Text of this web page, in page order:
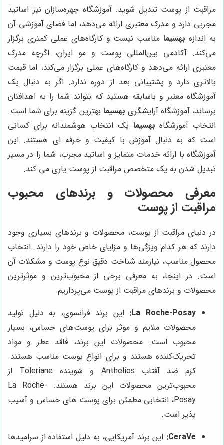
مراقبت از پوست تبدیل شوید. آموزشگاه چهره‌سازان نیز اساتید
مجربی دارد و مدرک معتبری ارائه می‌دهد، اما فضای آموزشی آن
به اندازه بهسیمامناسب نیست و کارگاه‌های عملی کمتری برگزار
می‌کند. آکادمی بین‌المللی پوست و مو ایران، اگرچه مدرک
معتبری ارائه می‌دهد و کارگاه‌های عملی برگزار می‌کند، اما قیمت
بالاتری دارد و پشتیبانی بعد از دوره ندارد. اگر به دنبال یک
آموزشگاه معتبر و باسابقه هستید که بتواند شما را به اهدافتان
برساند، آموزشگاه آرایشگری بهسیما بهترین گزینه برای شما است.
انتخاب آموزشگاه بهسیما یک انتخاب هوشمندانه برای کسانی
است که به دنبال آموزش با کیفیت و حرفه ای هستند. این
آموزشگاه با ارائه خدمات متمایز و اساتید مجرب، شما را در مسیر
تبدیل شدن به یک متخصص مراقبت از پوست یاری می کند.
معرفی محصولات و برندهای محبوب
مراقبت از پوست
در دنیای مراقبت از پوست، محصولات و برندهای بسیاری وجود
دارند که هر کدام ویژگی‌ها و مزایای خاص خود را دارند. انتخاب
محصول مناسب، نیازمند شناخت دقیق نوع پوست و مشکلات آن
است. در اینجا، به معرفی برخی از محبوب‌ترین و موثرترین
محصولات و برندهای مراقبت از پوست می‌پردازیم:
La Roche-Posay:
این برند فرانسوی، به دلیل تولید
محصولات ملایم و موثر برای پوست‌های حساس، بسیار
محبوب است. محصولات این برند، فاقد عطر و مواد
تحریک‌کننده هستند و برای انواع پوست مناسب هستند.
کرم ضد آفتاب Anthelios و شوینده Toleriane از
محبوب‌ترین محصولات این برند هستند. La Roche-
Posay، انتخابی مطمئن برای پوست های حساس و آسیب
پذیر است.
CeraVe: این برند آمریکایی، به دلیل استفاده از سرامیدها